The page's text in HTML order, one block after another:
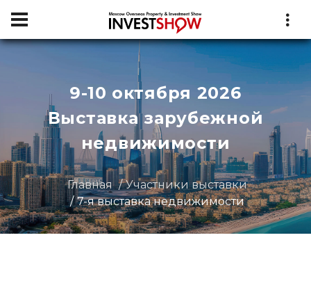
9-10 октября 2026
Выставка зарубежной
недвижимости
Главная
Участники выставки
7-я выставка недвижимости